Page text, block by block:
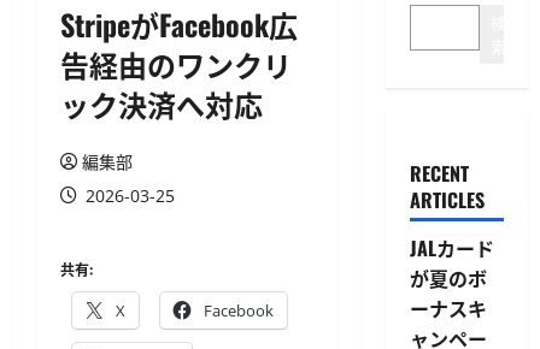
StripeがFacebook広
告経由のワンクリ
ック決済へ対応
編集部
2026-03-25
共有:
X Facebook
RECENT
ARTICLES
JALカード
が夏のボ
ーナスキ
ャンペー